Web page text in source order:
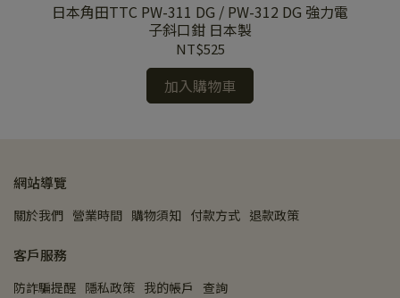
日本角田TTC PW-311 DG / PW-312 DG 強力電
子斜口鉗 日本製
NT$525
加入購物車
網站導覽
關於我們 營業時間 購物須知 付款方式 退款政策
客戶服務
防詐騙提醒 隱私政策 我的帳戶 查詢